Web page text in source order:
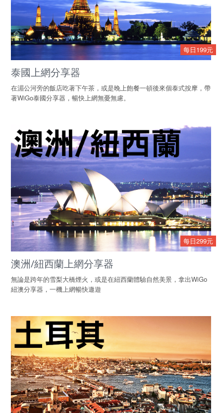
每日199元
泰國上網分享器
在湄公河旁的飯店吃著下午茶，或是晚上飽餐一頓後來個泰式按摩，帶
著WiGo泰國分享器，暢快上網無憂無慮。
每日299元
澳洲/紐西蘭上網分享器
無論是跨年的雪梨大橋煙火，或是在紐西蘭體驗自然美景，拿出WiGo
紐澳分享器，一機上網暢快遨遊